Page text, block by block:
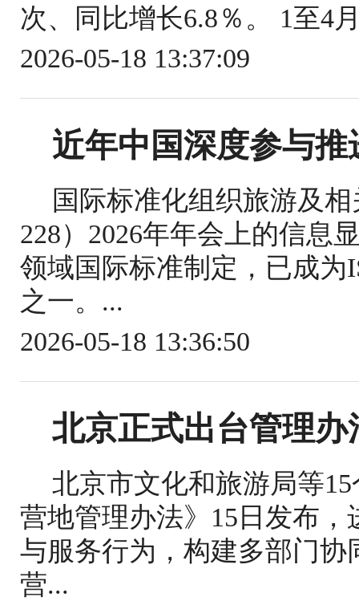
次、同比增长6.8％。 1至4
2026-05-18 13:37:09
近年中国深度参与
国际标准化组织旅游及
228）2026年年会上的信息
领域国际标准制定，已成为
之一。...
2026-05-18 13:36:50
北京正式出台管理
北京市文化和旅游局等
营地管理办法》15日发布
与服务行为，构建多部门
营...